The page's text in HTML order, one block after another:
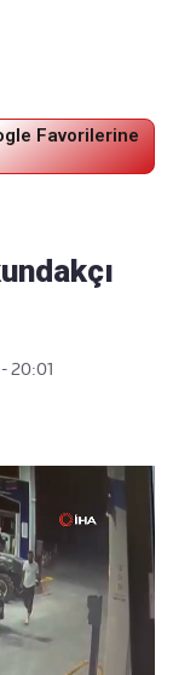
Favorilerine
20:01